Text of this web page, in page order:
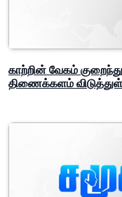
சட்டவிரோதமாகத்
கொழும்பு நீதிமன்றம்